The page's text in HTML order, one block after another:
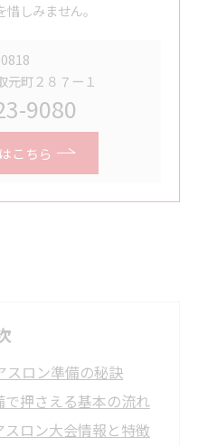
しみません。
元町２８７ー１
9080
こちら
スロン準備の秘訣
で押さえる基本の流れ
ロン大会情報と特徴